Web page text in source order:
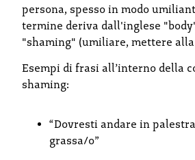
persona, spesso in modo
termine deriva dall'inglese
"shaming" (umiliare, mettere
Esempi di frasi all’interno della
shaming:
“Dovresti andare in
grassa/o”